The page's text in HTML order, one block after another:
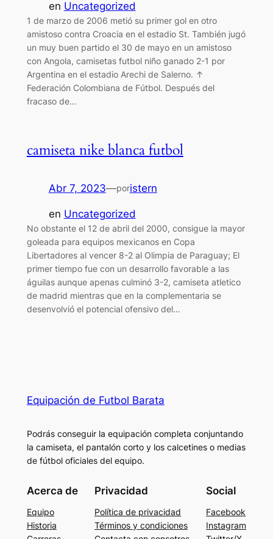
en Uncategorized
1 de marzo de 2006 metió su primer gol en otro
amistoso contra Croacia en el estadio St. También jugó
un muy buen partido el 30 de mayo en un amistoso
con Angola, camisetas futbol niño ganado 2-1 por
Argentina en el estadio Arechi de Salerno. ↑
Federación Colombiana de Fútbol. Después del
fracaso de…
camiseta nike blanca futbol
Abr 7, 2023—poristern
en Uncategorized
No obstante el 12 de abril del 2000, consigue la mayor
goleada para equipos mexicanos en Copa
Libertadores al vencer 8-2 al Olimpia de Paraguay; El
primer tiempo fue con un desarrollo favorable a las
águilas aunque apenas culminó 3-2, camiseta atletico
de madrid mientras que en la complementaria se
desenvolvió el potencial ofensivo del…
Equipación de Futbol Barata
Podrás conseguir la equipación completa conjuntando
la camiseta, el pantalón corto y los calcetines o medias
de fútbol oficiales del equipo.
Acerca de
Equipo
Historia
Privacidad
Política de privacidad
Términos y condiciones
Social
Facebook
Instagram